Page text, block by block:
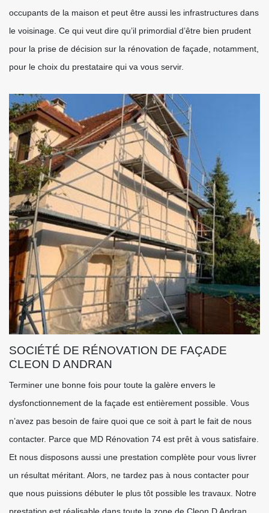
occupants de la maison et peut être aussi les infrastructures dans
le voisinage. Ce qui veut dire qu’il primordial d’être bien prudent
pour la prise de décision sur la rénovation de façade, notamment,
pour le choix du prestataire qui va vous servir.
SOCIÉTÉ DE RÉNOVATION DE FAÇADE
CLEON D ANDRAN
Terminer une bonne fois pour toute la galère envers le
dysfonctionnement de la façade est entièrement possible. Vous
n’avez pas besoin de faire quoi que ce soit à part le fait de nous
contacter. Parce que MD Rénovation 74 est prêt à vous satisfaire.
Et nous disposons aussi une prestation complète pour vous livrer
un résultat méritant. Alors, ne tardez pas à nous contacter pour
que nous puissions débuter le plus tôt possible les travaux. Notre